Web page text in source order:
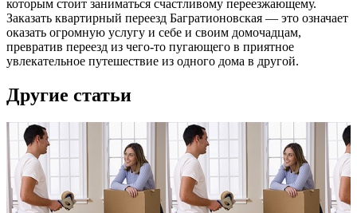
которым стоит заниматься счастливому переезжающему.
Заказать квартирный переезд Багратионовская — это означает
оказать огромную услугу и себе и своим домочадцам,
превратив переезд из чего-то пугающего в приятное
увлекательное путешествие из одного дома в другой.
Другие статьи